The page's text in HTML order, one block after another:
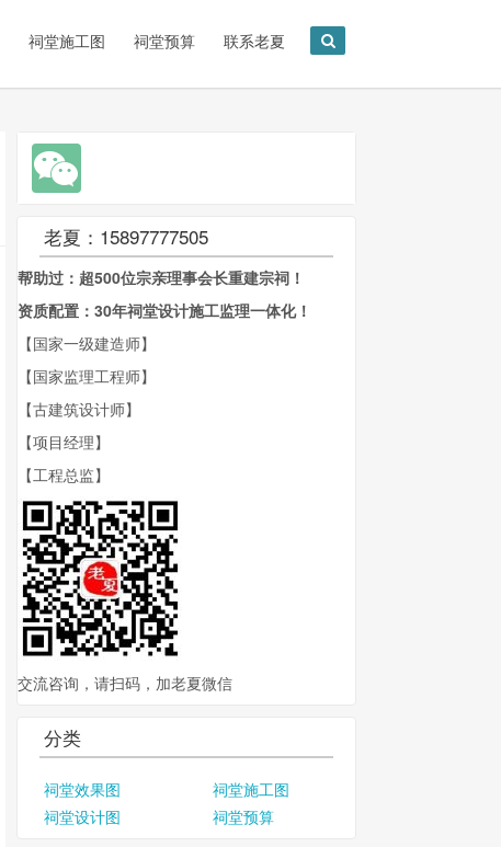
祠堂施工图 祠堂预算 联系老夏
老夏：15897777505
帮助过：超500位宗亲理事会长重建宗祠！
资质配置：30年祠堂设计施工监理一体化！
【国家一级建造师】
【国家监理工程师】
【古建筑设计师】
【项目经理】
【工程总监】
交流咨询，请扫码，加老夏微信
分类
祠堂效果图
祠堂施工图
祠堂设计图
祠堂预算